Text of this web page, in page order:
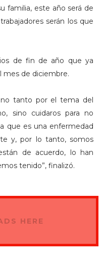
familia, este año será de
serán los que
de fin de año que ya
mes de diciembre.
tanto por el tema del
sino cuidaros para no
que es una enfermedad
y, por lo tanto, somos
de acuerdo, lo han
tenido”, finalizó.
HERE